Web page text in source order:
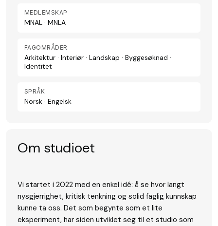
MEDLEMSKAP
MNAL · MNLA
FAGOMRÅDER
Arkitektur · Interiør · Landskap · Byggesøknad ·
Identitet
SPRÅK
Norsk · Engelsk
Om studioet
Vi startet i 2022 med en enkel idé: å se hvor langt
nysgjerrighet, kritisk tenkning og solid faglig kunnskap
kunne ta oss. Det som begynte som et lite
eksperiment, har siden utviklet seg til et studio som